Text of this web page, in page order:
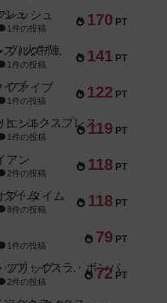
170 PT
レッシュ
1件の投稿
141 PT
ファイアー・ブルズ / 火牛陣
1件の投稿
122 PT
ファイブ
1件の投稿
119 PT
トランスオリエント・エクスプレス
1件の投稿
118 PT
アン
2件の投稿
118 PT
ブ・タイム
8件の投稿
79 PT
1件の投稿
72 PT
キャプテン・フリップ：イスラ・ボンバ
2件の投稿